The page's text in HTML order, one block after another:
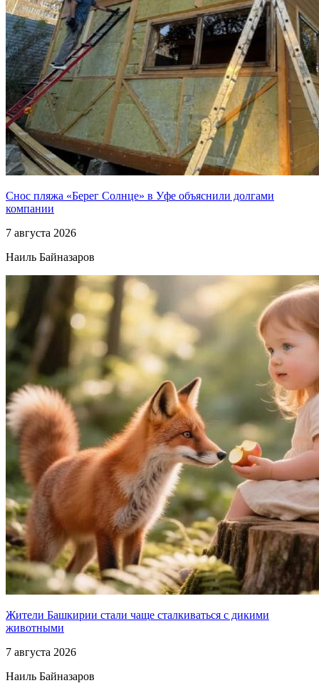
Снос пляжа «Берег Солнце» в Уфе объяснили долгами
компании
7 августа 2026
Наиль Байназаров
Жители Башкирии стали чаще сталкиваться с дикими
животными
7 августа 2026
Наиль Байназаров